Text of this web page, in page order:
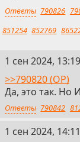
Ответы 790826
851254 852769
2
1 сен 2024, 13:19
>>790820 (OP)
Да, это так. Но
Ответы 790842
3
1 сен 2024, 14:11